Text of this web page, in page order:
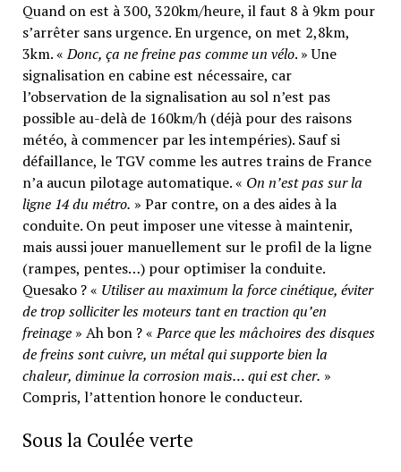
Quand on est à 300, 320km/heure, il faut 8 à 9km pour
s’arrêter sans urgence. En urgence, on met 2,8km,
3km. «Donc, ça ne freine pas comme un vélo. » Une
signalisation en cabine est nécessaire, car
l’observation de la signalisation au sol n’est pas
possible au-delà de 160km/h (déjà pour des raisons
météo, à commencer par les intempéries). Sauf si
défaillance, le TGV comme les autres trains de France
n’a aucun pilotage automatique. « On n’est pas sur la
ligne 14 du métro. » Par contre, on a des aides à la
conduite. On peut imposer une vitesse à maintenir,
mais aussi jouer manuellement sur le profil de la ligne
(rampes, pentes…) pour optimiser la conduite.
Quesako ? « Utiliser au maximum la force cinétique, éviter
de trop solliciter les moteurs tant en traction qu’en
freinage» Ah bon ? «Parce que les mâchoires des disques
de freins sont cuivre, un métal qui supporte bien la
chaleur, diminue la corrosion mais… qui est cher. »
Compris, l’attention honore le conducteur.
Sous la Coulée verte